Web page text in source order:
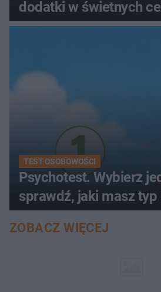
dodatki w świetnych
TEST OSOBOWOŚCI
Psychotest. Wybierz
sprawdź, jaki masz
ZOBACZ WIĘCEJ